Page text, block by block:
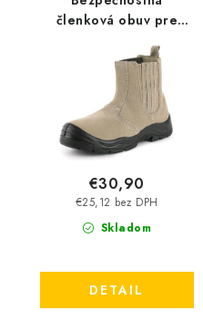
členková obuv pre
Skladom
€25,12 bez DPH
€30,90
DETAIL